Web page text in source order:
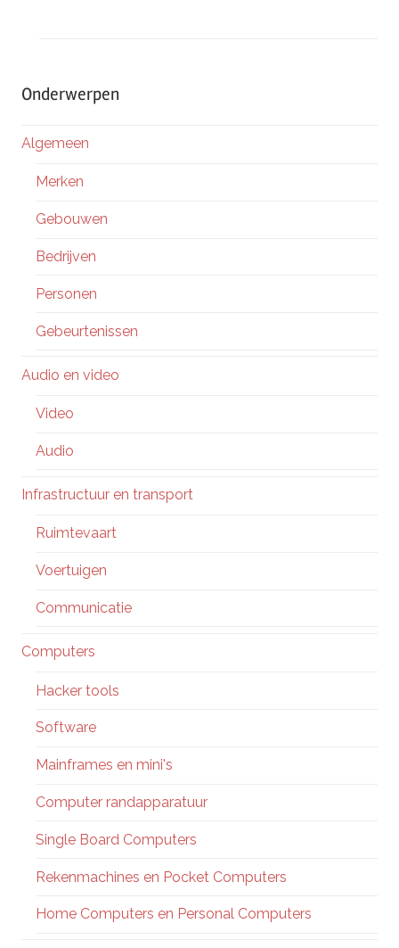
Onderwerpen
Algemeen
Merken
Gebouwen
Bedrijven
Personen
Gebeurtenissen
Audio en video
Video
Audio
Infrastructuur en transport
Ruimtevaart
Voertuigen
Communicatie
Computers
Hacker tools
Software
Mainframes en mini's
Computer randapparatuur
Single Board Computers
Rekenmachines en Pocket Computers
Home Computers en Personal Computers